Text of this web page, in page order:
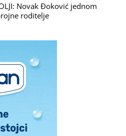
Novak Đoković jednom
roditelje